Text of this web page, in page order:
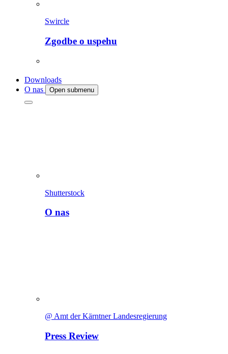
Swircle
Zgodbe o uspehu
Downloads
O nas
Open submenu
Shutterstock
O nas
@ Amt der Kärntner Landesregierung
Press Review